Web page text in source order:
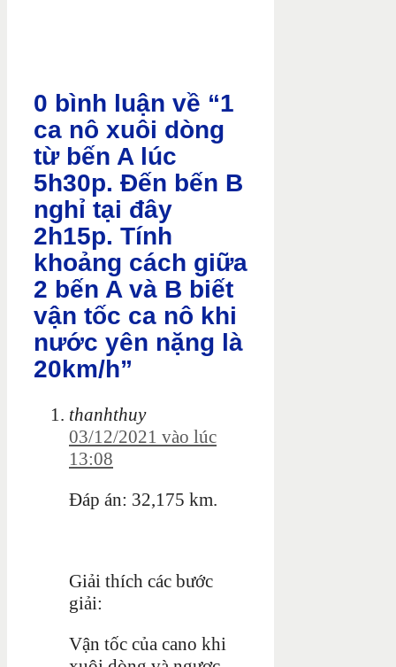
0 bình luận về “1
ca nô xuôi dòng
từ bến A lúc
5h30p. Đến bến B
nghỉ tại đây
2h15p. Tính
khoảng cách giữa
2 bến A và B biết
vận tốc ca nô khi
nước yên nặng là
20km/h”
thanhthuy
03/12/2021 vào lúc
13:08
Đáp án: 32,175 km.
Giải thích các bước
giải:
Vận tốc của cano khi